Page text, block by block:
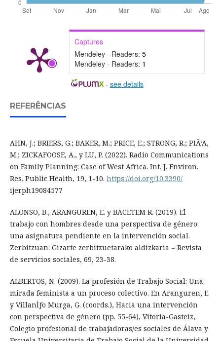
Captures
Mendeley - Readers: 5
Mendeley - Readers: 1
- see details
REFERÊNCIAS
AHN, J.; BRIERS, G.; BAKER, M.; PRICE, E.; STRONG, R.; PIÃ‘A,
M.; ZICKAFOOSE, A., y LU, P. (2022). Radio Communications
on Family Planning: Case of West Africa. Int. J. Environ.
Res. Public Health, 19, 1-10. https://doi.org/10.3390/
ijerph19084577
ALONSO, B., ARANGUREN, E. y BACETEM R. (2019). El
trabajo con hombres desde una perspectiva de género:
una asignatura pendiente en la intervención social.
Zerbitzuan: Gizarte zerbitzuetarako aldizkaria = Revista
de servicios sociales, 69, 23-38.
ALBERTOS, N. (2009). La profesión de Trabajo Social: Una
mirada feminista a un proceso colectivo. En Aranguren, E.
y VillanÌƒo Murga, G. (coords.), Hacia una intervención
con perspectiva de género (pp. 55-64), Vitoria-Gasteiz,
Colegio profesional de trabajadoras/es sociales de Álava y